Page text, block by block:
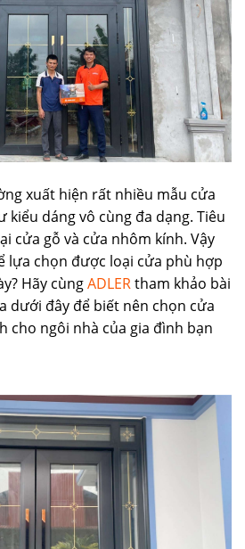
xuất hiện rất nhiều mẫu cửa
kiểu dáng vô cùng đa dạng. Tiêu
cửa gỗ và cửa nhôm kính. Vậy
lựa chọn được loại cửa phù hợp
Hãy cùngADLERtham khảo bài
dưới đây để biết nên chọn cửa
cho ngôi nhà của gia đình bạn